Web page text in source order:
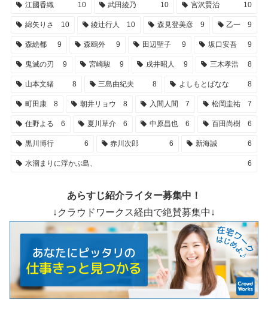
江國香織 10 武田綾乃 10 宮沢賢治 10
綿矢りさ 10 綾辻行人 10 森見登美彦 9 乙一 9
森絵都 9 森鴎外 9 田辺聖子 9 坂口安吾 9
鬼滅の刃 9 宮崎駿 9 戌井昭人 9 三木孝浩 8
山本文緒 8 三島由紀夫 8 よしもとばなな 8
町田康 8 朝井リョウ 8 入間人間 7 松岡圭祐 7
住野よる 6 夏川草介 6 中原昌也 6 百田尚樹 6
黒川博行 6 赤川次郎 6 新海誠 6
水溜まりに浮かぶ島、 6
あらすじ紹介ライター募集中！
↓クラウドワークス経由で絶賛募集中↓